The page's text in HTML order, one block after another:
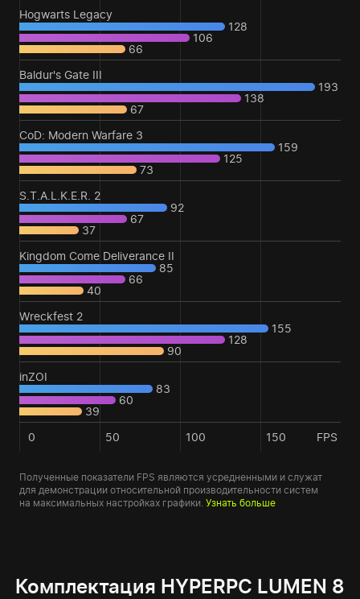
Hogwarts Legacy
128
106
66
Baldur's Gate III
193
138
67
CoD: Modern Warfare 3
159
125
73
S.T.A.L.K.E.R. 2
92
67
37
Kingdom Come Deliverance II
85
66
40
Wreckfest 2
155
128
90
inZOI
83
60
39
0
50 100 150 FPS
Полученные показатели FPS являются усредненными и служат
для демонстрации относительной производительности систем
на максимальных настройках графики. Узнать больше
Комплектация HYPERPC LUMEN 8